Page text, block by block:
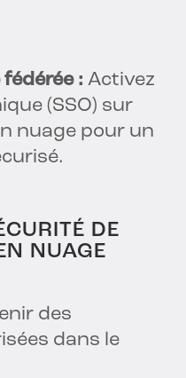
: Activez
(SSO) sur
nuage pour un
DE
NUAGE
des
dans le